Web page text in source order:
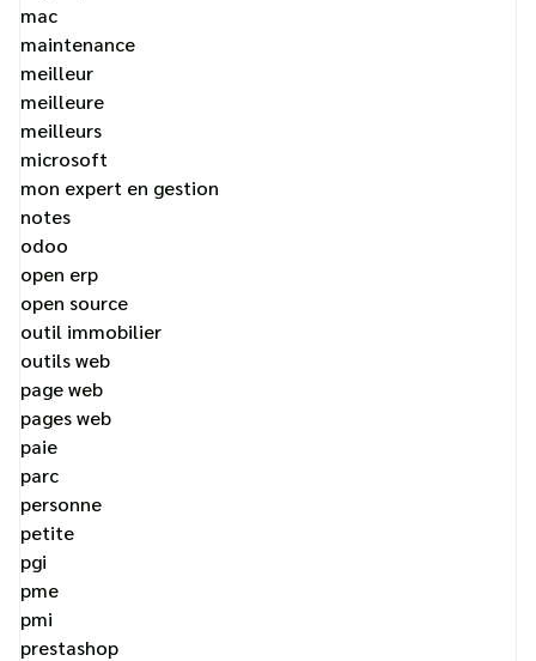
mac
maintenance
meilleur
meilleure
meilleurs
microsoft
mon expert en gestion
notes
odoo
open erp
open source
outil immobilier
outils web
page web
pages web
paie
parc
personne
petite
pgi
pme
pmi
prestashop